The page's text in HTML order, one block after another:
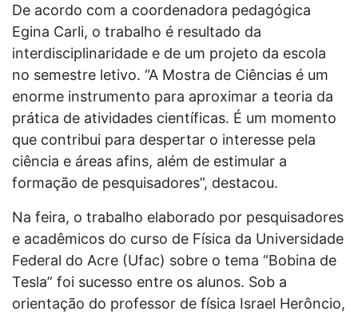
De acordo com a coordenadora pedagógica
Egina Carli, o trabalho é resultado da
interdisciplinaridade e de um projeto da escola
no semestre letivo. “A Mostra de Ciências é um
enorme instrumento para aproximar a teoria da
prática de atividades científicas. É um momento
que contribui para despertar o interesse pela
ciência e áreas afins, além de estimular a
formação de pesquisadores”, destacou.
Na feira, o trabalho elaborado por pesquisadores
e acadêmicos do curso de Física da Universidade
Federal do Acre (Ufac) sobre o tema “Bobina de
Tesla” foi sucesso entre os alunos. Sob a
orientação do professor de física Israel Herôncio,